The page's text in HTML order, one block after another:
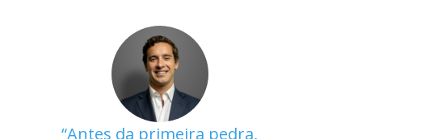
Antes da primeira pedra,